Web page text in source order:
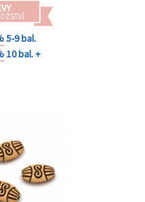
5-9 bal.
10 bal. +